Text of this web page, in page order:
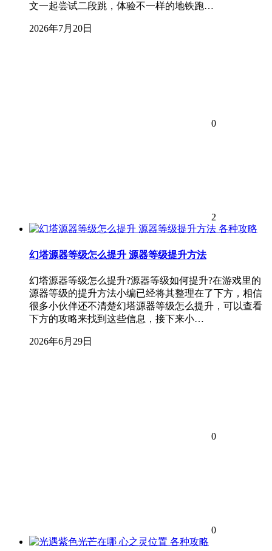
文一起尝试二段跳，体验不一样的地铁跑…
2026年7月20日
0
2
各种攻略
幻塔源器等级怎么提升 源器等级提升方法
幻塔源器等级怎么提升?源器等级如何提升?在游戏里的
源器等级的提升方法小编已经将其整理在了下方，相信
很多小伙伴还不清楚幻塔源器等级怎么提升，可以查看
下方的攻略来找到这些信息，接下来小…
2026年6月29日
0
0
各种攻略